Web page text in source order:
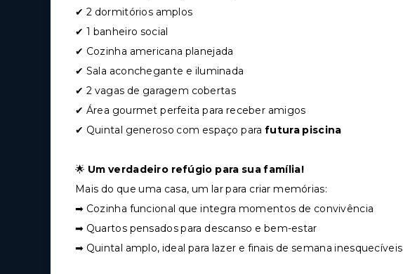
✔ 2 dormitórios amplos
✔ 1 banheiro social
✔ Cozinha americana planejada
✔ Sala aconchegante e iluminada
✔ 2 vagas de garagem cobertas
✔ Área gourmet perfeita para receber amigos
✔ Quintal generoso com espaço para futura piscina
🌟 Um verdadeiro refúgio para sua família!
Mais do que uma casa, um lar para criar memórias:
➡ Cozinha funcional que integra momentos de convivência
➡ Quartos pensados para descanso e bem-estar
➡ Quintal amplo, ideal para lazer e finais de semana inesquecíveis